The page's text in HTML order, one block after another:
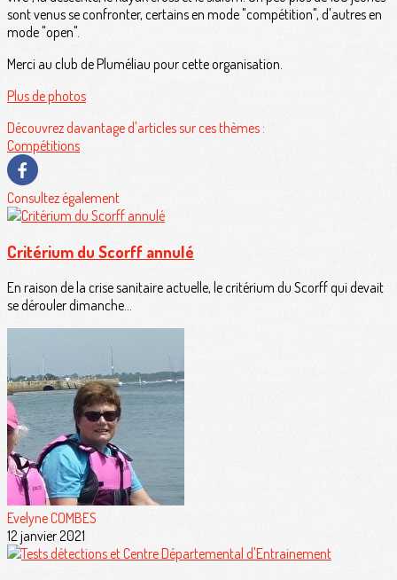
sont venus se confronter, certains en mode "compétition", d'autres en
mode "open".
Merci au club de Pluméliau pour cette organisation.
Plus de photos
Découvrez davantage d'articles sur ces thèmes :
Compétitions
Consultez également
Critérium du Scorff annulé
En raison de la crise sanitaire actuelle, le critérium du Scorff qui devait
se dérouler dimanche...
Evelyne COMBES
12 janvier 2021